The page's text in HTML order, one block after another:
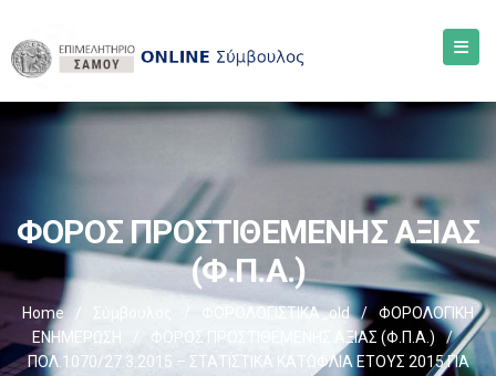
ΦΟΡΟΣ ΠΡΟΣΤΙΘΕΜΕΝΗΣ ΑΞΙΑΣ
(Φ.Π.Α.)
Home / Σύμβουλος ΦΟΡΟΛΟΓΙΣΤΙΚΑ_old /
ΦΟΡΟΛΟΓΙΚΗ
ΕΝΗΜΕΡΩΣΗ
ΦΟΡΟΣ ΠΡΟΣΤΙΘΕΜΕΝΗΣ ΑΞΙΑΣ (Φ.Π.Α.)
/
ΠΟΛ.1070/27.3.2015 – ΣΤΑΤΙΣΤΙΚΑ ΚΑΤΩΦΛΙΑ ΕΤΟΥΣ 2015 ΓΙΑ